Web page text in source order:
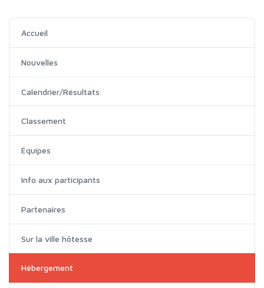
Accueil
Nouvelles
Calendrier/Résultats
Classement
Équipes
Info aux participants
Partenaires
Sur la ville hôtesse
Hébergement